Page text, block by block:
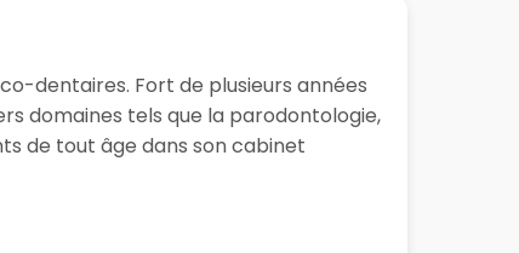
dentaires. Fort de plusieurs années
domaines tels que la parodontologie,
de tout âge dans son cabinet